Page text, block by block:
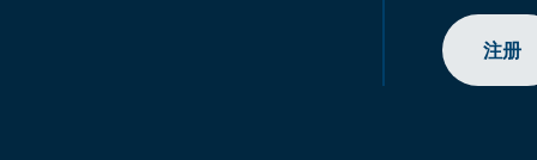
注册